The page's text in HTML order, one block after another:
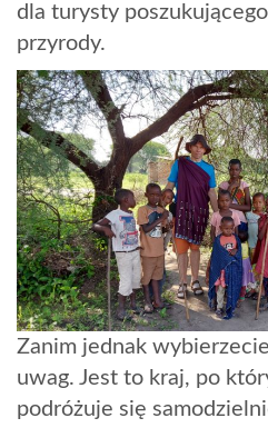
dla turysty
przyrody.
Zanim jednak
uwag. Jest to kraj, po
podróżuje się